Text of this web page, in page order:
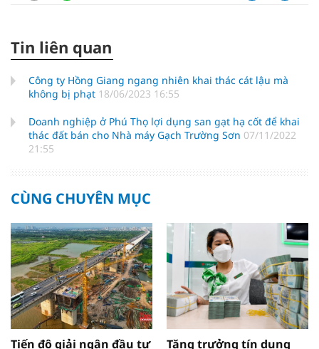
Tin liên quan
Công ty Hồng Giang ngang nhiên khai thác cát lậu mà
không bị phạt 18/06/2023 16:55
Doanh nghiệp ở Phú Thọ lợi dụng san gạt hạ cốt để khai
thác đất bán cho Nhà máy Gạch Trường Sơn 07/11/2022
21:55
CÙNG CHUYÊN MỤC
Tiến độ giải ngân đầu tư
Tăng trưởng tín dụng